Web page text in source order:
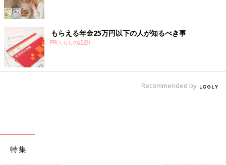
もらえる年金25万円以下の人が知るべき事
PR(くらしの話題)
Recommended by
特集